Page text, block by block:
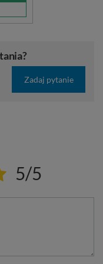
Zadaj pytanie
5/5